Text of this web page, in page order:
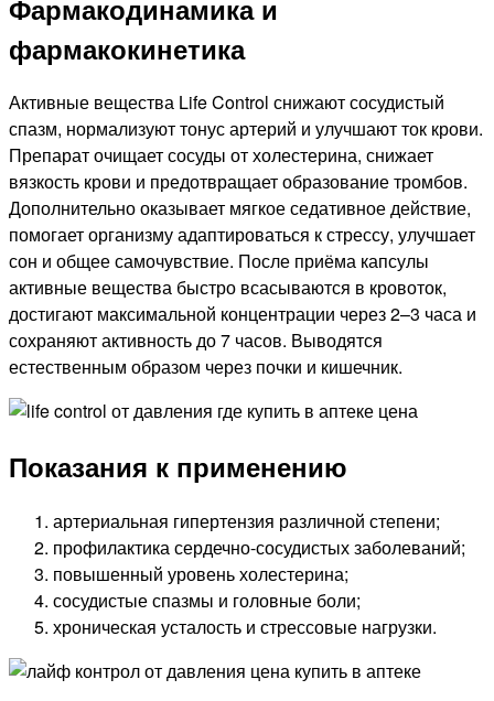
Фармакодинамика и
фармакокинетика
Активные вещества Life Control снижают сосудистый
спазм, нормализуют тонус артерий и улучшают ток крови.
Препарат очищает сосуды от холестерина, снижает
вязкость крови и предотвращает образование тромбов.
Дополнительно оказывает мягкое седативное действие,
помогает организму адаптироваться к стрессу, улучшает
сон и общее самочувствие. После приёма капсулы
активные вещества быстро всасываются в кровоток,
достигают максимальной концентрации через 2–3 часа и
сохраняют активность до 7 часов. Выводятся
естественным образом через почки и кишечник.
Показания к применению
артериальная гипертензия различной степени;
профилактика сердечно-сосудистых заболеваний;
повышенный уровень холестерина;
сосудистые спазмы и головные боли;
хроническая усталость и стрессовые нагрузки.